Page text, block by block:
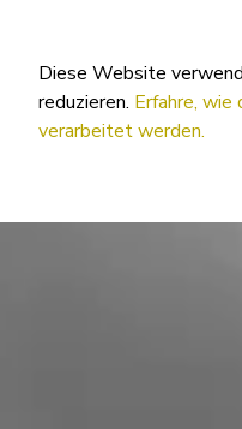
Diese Website
reduzieren. Erfahre, wie
verarbeitet werden.